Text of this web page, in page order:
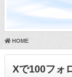
HOME
Xで100フォ